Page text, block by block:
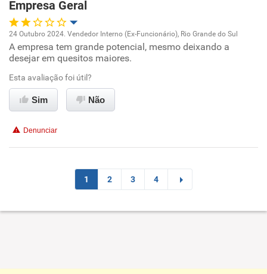
Recomenda esta empresa
Recomenda a diretoria
Empresa Geral
Oportunidade de promoção
Ambiente de trabalho
Conciliação com a vida familiar
Não recomenda esta empresa
Não recomenda a diretoria
24 Outubro 2024. Vendedor Interno (Ex-Funcionário), Rio Grande do Sul
A empresa tem grande potencial, mesmo deixando a
desejar em quesitos maiores.
Esta avaliação foi útil?
Sim Não
Denunciar
1 2 3 4